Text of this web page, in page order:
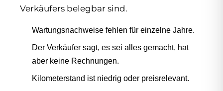
Verkäufers belegbar sind.
Wartungsnachweise fehlen für einzelne Jahre.
Der Verkäufer sagt, es sei alles gemacht, hat
aber keine Rechnungen.
Kilometerstand ist niedrig oder preisrelevant.